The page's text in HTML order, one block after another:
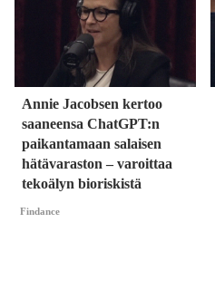
Annie Jacobsen kertoo
saaneensa ChatGPT:n
paikantamaan salaisen
hätävaraston – varoittaa
tekoälyn bioriskistä
Findance